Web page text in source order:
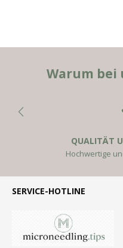
Warum bei
QUALITÄT
Hochwertige
SERVICE-HOTLINE